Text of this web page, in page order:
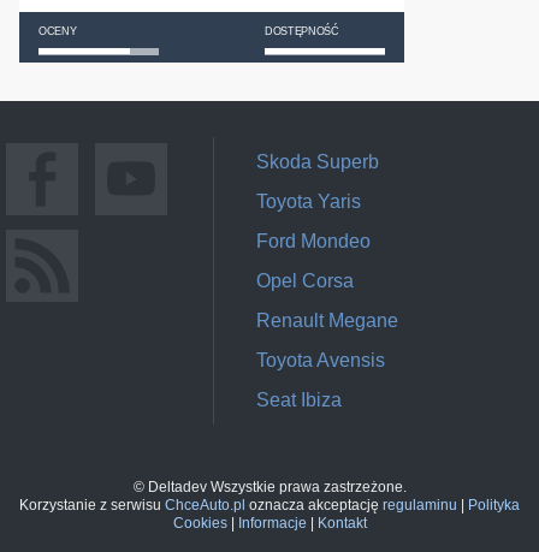
OCENY DOSTĘPNOŚĆ
Skoda Superb
Toyota Yaris
Ford Mondeo
Opel Corsa
Renault Megane
Toyota Avensis
Seat Ibiza
© Deltadev Wszystkie prawa zastrzeżone.
Korzystanie z serwisu ChceAuto.pl oznacza akceptację regulaminu
Polityka
Cookies| Informacje Kontakt